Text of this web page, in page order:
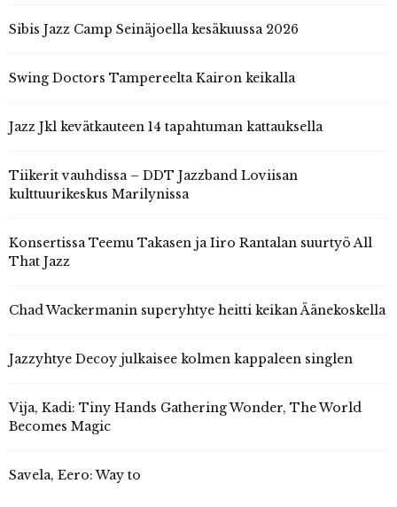
Sibis Jazz Camp Seinäjoella kesäkuussa 2026
Swing Doctors Tampereelta Kairon keikalla
Jazz Jkl kevätkauteen 14 tapahtuman kattauksella
Tiikerit vauhdissa – DDT Jazzband Loviisan
kulttuurikeskus Marilynissa
Konsertissa Teemu Takasen ja Iiro Rantalan suurtyö All
That Jazz
Chad Wackermanin superyhtye heitti keikan Äänekoskella
Jazzyhtye Decoy julkaisee kolmen kappaleen singlen
Vija, Kadi: Tiny Hands Gathering Wonder, The World
Becomes Magic
Savela, Eero: Way to